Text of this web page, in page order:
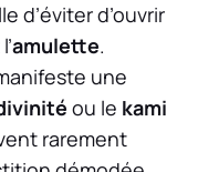
d’éviter d’ouvrir
amulette.
une
ou le kami
rarement